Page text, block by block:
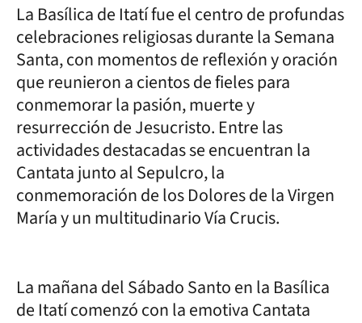
La Basílica de Itatí fue el centro de profundas
celebraciones religiosas durante la Semana
Santa, con momentos de reflexión y oración
que reunieron a cientos de fieles para
conmemorar la pasión, muerte y
resurrección de Jesucristo. Entre las
actividades destacadas se encuentran la
Cantata junto al Sepulcro, la
conmemoración de los Dolores de la Virgen
María y un multitudinario Vía Crucis.
La mañana del Sábado Santo en la Basílica
de Itatí comenzó con la emotiva Cantata